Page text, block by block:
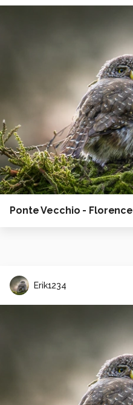
Ponte Vecchio - Florence
Erik1234